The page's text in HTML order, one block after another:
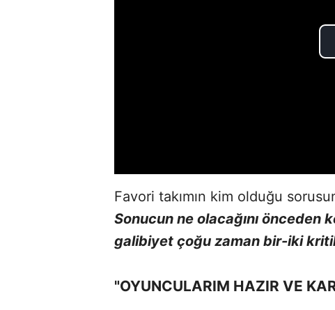
Favori takımın kim olduğu
Sonucun ne olacağını önceden
galibiyet çoğu zaman bir-iki
"OYUNCULARIM HAZIR VE